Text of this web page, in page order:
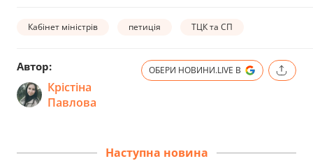
Кабінет міністрів петиція ТЦК та СП
Автор:
Крістіна
Павлова
ОБЕРИ НОВИНИ.LIVE В
Наступна новина